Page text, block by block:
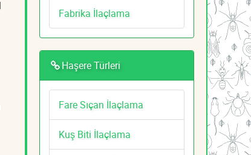
Fabrika İlaçlama
Haşere Türleri
Fare Sıçan İlaçlama
Kuş Biti İlaçlama